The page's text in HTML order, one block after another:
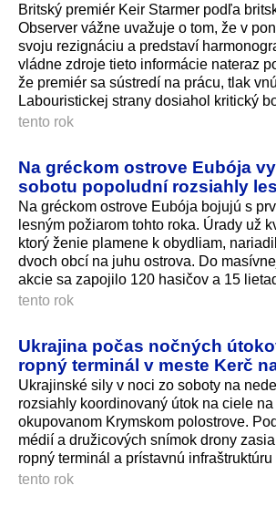
Britský premiér Keir Starmer podľa
Observer vážne uvažuje o tom, že v
svoju rezignáciu a predstaví
vládne zdroje tieto informácie nateraz
že premiér sa sústredí na prácu, tlak
Labouristickej strany dosiahol kritický
tento rok
Na gréckom ostrove Eubója
sobotu popoludní rozsiahly
Na gréckom ostrove Eubója bojujú s
lesným požiarom tohto roka. Úrady už
ktorý ženie plamene k obydliam,
dvoch obcí na juhu ostrova. Do
akcie sa zapojilo 120 hasičov a 15
tento rok
Ukrajina počas nočných
ropný terminál v meste Kerč
Ukrajinské sily v noci zo soboty na
rozsiahly koordinovaný útok na ciele
okupovanom Krymskom polostrove.
médií a družicových snímok drony
ropný terminál a prístavnú infraštruktúru
tento rok